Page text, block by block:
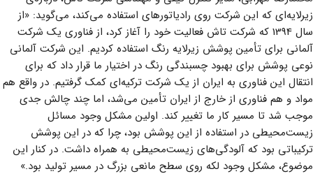
زیرلایه‌ای که این شرکت روی رادیاتورهای استفاده می‌کند، می‌گوید: «از
سال 1394 که شرکت تاش فعالیت خود را آغاز کرد، از فناوری یک شرکت
آلمانی برای تأمین پوشش زیرلایه رنگ استفاده کردیم. این شرکت آلمانی
نوعی پوشش برای بهبود چسبندگی رنگ در اختیار ما قرار داد که برای
انتقال این فناوری به ایران از یک شرکت ترکیه‌ای کمک گرفتیم. در واقع هم
مواد و هم فناوری از خارج از ایران تأمین می‌شد، اما چند چالش جدی
موجب شد تا مسیر کار ما تغییر کند. اولین مشکل وجود مسائل
زیست‌محیطی در استفاده از این پوشش بود، چرا که در این پوشش
ترکیباتی بود که آلودگی‌های زیست‌محیطی به همراه داشت. در کنار این
موضوع، مشکل وجود لکه‌ روی سطح مانعی بزرگ در مسیر تولید بود.»